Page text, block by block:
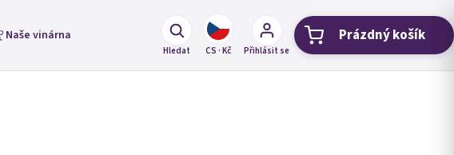
Naše vinárna
Hledat CS · Kč Přihlásit se Nákupní
Prázdný košík